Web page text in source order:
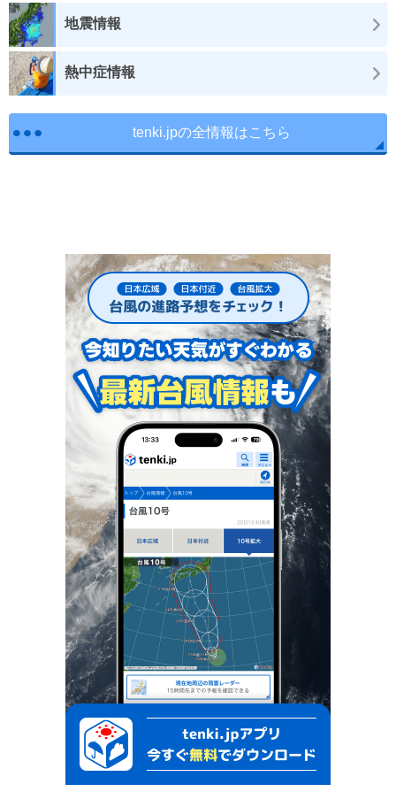
地震情報
熱中症情報
tenki.jpの全情報はこちら